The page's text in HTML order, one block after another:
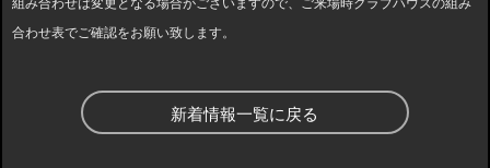
合わせ表でご確認をお願い致します。
新着情報一覧に戻る